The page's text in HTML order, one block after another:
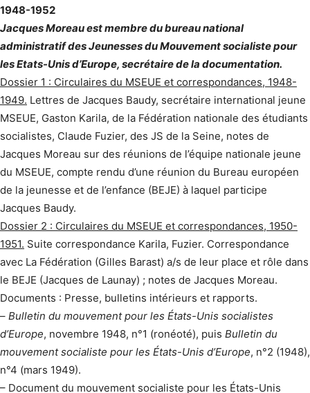
1948-1952
Jacques Moreau est membre du bureau national
administratif des Jeunesses du Mouvement socialiste pour
les Etats-Unis d’Europe, secrétaire de la documentation.
Dossier 1 : Circulaires du MSEUE et correspondances, 1948-
1949. Lettres de Jacques Baudy, secrétaire international jeune
MSEUE, Gaston Karila, de la Fédération nationale des étudiants
socialistes, Claude Fuzier, des JS de la Seine, notes de
Jacques Moreau sur des réunions de l’équipe nationale jeune
du MSEUE, compte rendu d’une réunion du Bureau européen
de la jeunesse et de l’enfance (BEJE) à laquel participe
Jacques Baudy.
Dossier 2 : Circulaires du MSEUE et correspondances, 1950-
1951. Suite correspondance Karila, Fuzier. Correspondance
avec La Fédération (Gilles Barast) a/s de leur place et rôle dans
le BEJE (Jacques de Launay) ; notes de Jacques Moreau.
Documents : Presse, bulletins intérieurs et rapports.
– Bulletin du mouvement pour les États-Unis socialistes
d’Europe, novembre 1948, n°1 (ronéoté), puis Bulletin du
mouvement socialiste pour les États-Unis d’Europe, n°2 (1948),
n°4 (mars 1949).
– Document du mouvement socialiste pour les États-Unis